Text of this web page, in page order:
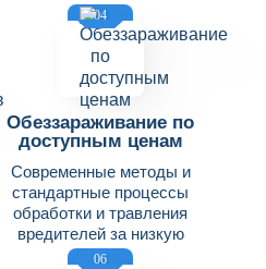
04
Обеззараживание по
доступным ценам
Современные методы и
стандартные процессы
обработки и травления
вредителей за низкую
цену
06